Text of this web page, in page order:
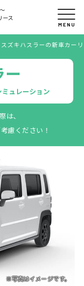
ース
MENU
スズキハスラーの新車カー
ー
ュレーション
は、
慮ください！